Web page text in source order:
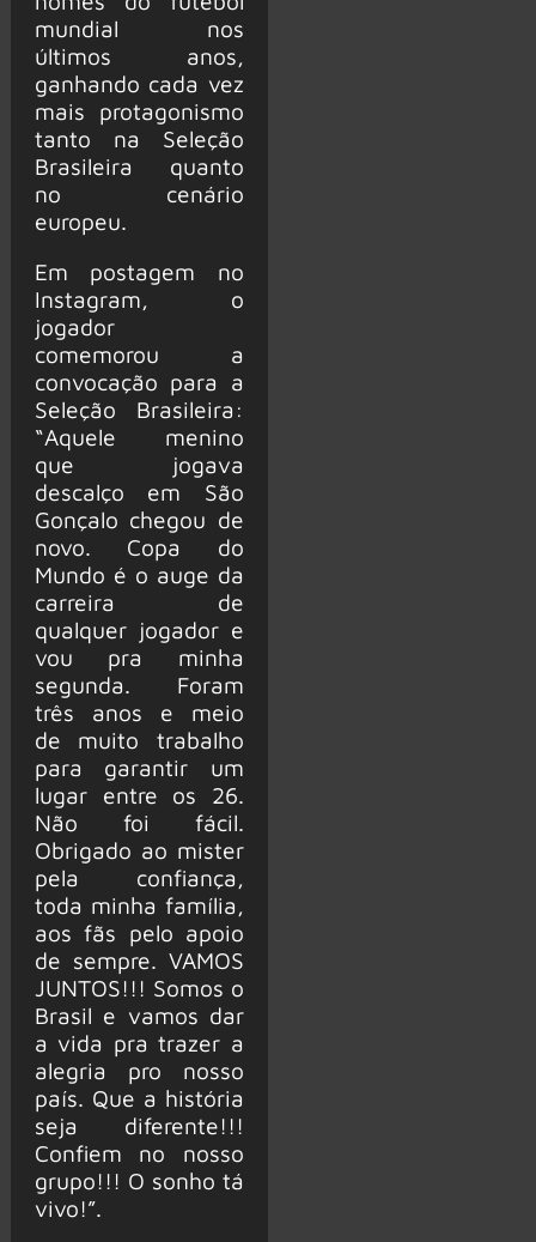
mundial nos
últimos anos,
ganhando cada vez
mais protagonismo
tanto na Seleção
Brasileira quanto
no cenário
europeu.
Em postagem no
Instagram, o
jogador
comemorou a
convocação para a
Seleção Brasileira:
“Aquele menino
que jogava
descalço em São
Gonçalo chegou de
novo. Copa do
Mundo é o auge da
carreira de
qualquer jogador e
vou pra minha
segunda. Foram
três anos e meio
de muito trabalho
para garantir um
lugar entre os 26.
Não foi fácil.
Obrigado ao mister
pela confiança,
toda minha família,
aos fãs pelo apoio
de sempre. VAMOS
JUNTOS!!! Somos o
Brasil e vamos dar
a vida pra trazer a
alegria pro nosso
país. Que a história
seja diferente!!!
Confiem no nosso
grupo!!! O sonho tá
vivo!”.